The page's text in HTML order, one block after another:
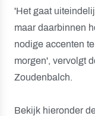
'Het gaat
maar daarbinnen
nodige accenten
morgen', vervolgt
Zoudenbalch.
Bekijk hieronder